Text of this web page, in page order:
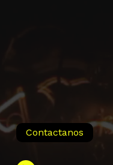
Contactanos